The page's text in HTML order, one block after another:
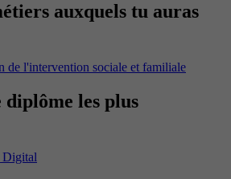
auxquels tu auras
de l'intervention sociale et familiale
les plus
Digital